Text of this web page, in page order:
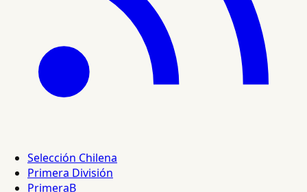
Selección Chilena
Primera División
PrimeraB